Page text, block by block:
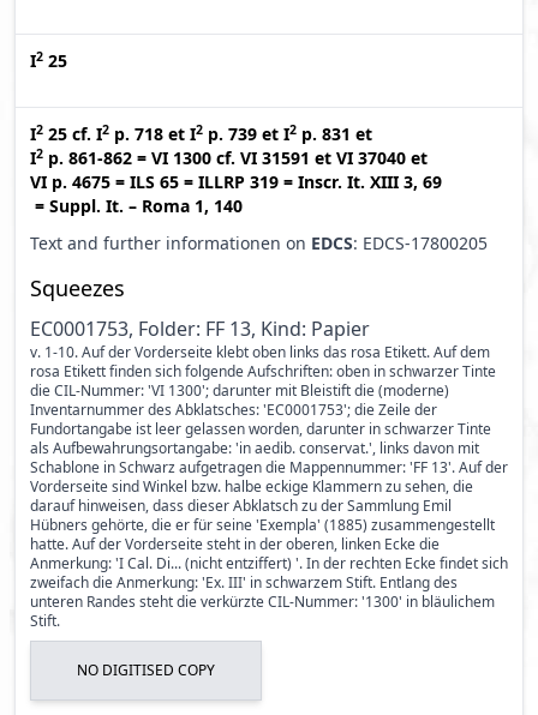
I2 25
I2 25 cf. I2 p. 718 et I2 p. 739 et I2 p. 831 et
I2 p. 861-862 = VI 1300 cf. VI 31591 et VI 37040 et
VI p. 4675 = ILS 65 = ILLRP 319 = Inscr. It. XIII 3, 69
= Suppl. It. – Roma 1, 140
Text and further informationen on EDCS: EDCS-17800205
Squeezes
EC0001753, Folder: FF 13, Kind: Papier
v. 1-10. Auf der Vorderseite klebt oben links das rosa Etikett. Auf dem
rosa Etikett finden sich folgende Aufschriften: oben in schwarzer Tinte
die CIL-Nummer: 'VI 1300'; darunter mit Bleistift die (moderne)
Inventarnummer des Abklatsches: 'EC0001753'; die Zeile der
Fundortangabe ist leer gelassen worden, darunter in schwarzer Tinte
als Aufbewahrungsortangabe: 'in aedib. conservat.', links davon mit
Schablone in Schwarz aufgetragen die Mappennummer: 'FF 13'. Auf der
Vorderseite sind Winkel bzw. halbe eckige Klammern zu sehen, die
darauf hinweisen, dass dieser Abklatsch zu der Sammlung Emil
Hübners gehörte, die er für seine 'Exempla' (1885) zusammengestellt
hatte. Auf der Vorderseite steht in der oberen, linken Ecke die
Anmerkung: 'I Cal. Di... (nicht entziffert) '. In der rechten Ecke findet sich
zweifach die Anmerkung: 'Ex. III' in schwarzem Stift. Entlang des
unteren Randes steht die verkürzte CIL-Nummer: '1300' in bläulichem
Stift.
NO DIGITISED COPY